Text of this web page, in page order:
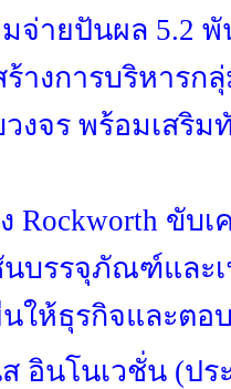
มจ่ายปันผล 5.2
ร้างการบริหาร
งจร พร้อมเสริม
Rockworth ขับ
บรรจุภัณฑ์และเ
ให้ธุรกิจและตอ
อินโนเวชั่น (ปร